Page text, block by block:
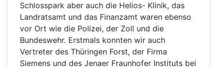
Schlosspark aber auch die Helios- Klinik, das
Landratsamt und das Finanzamt waren ebenso
vor Ort wie die Polizei, der Zoll und die
Bundeswehr. Erstmals konnten wir auch
Vertreter des Thüringen Forst, der Firma
Siemens und des Jenaer Fraunhofer Instituts bei